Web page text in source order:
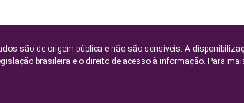
são de origem pública e não são sensíveis. A
brasileira e o direito de acesso à informação. Para